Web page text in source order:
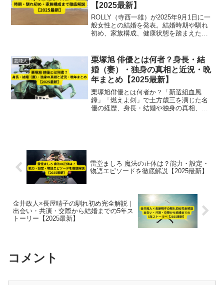
【2025最新】
ROLLY（寺西一雄）が2025年9月1日に一
般女性との結婚を発表。結婚時期や馴れ
初め、家族構成、健康状態を踏まえた最
芸能人
栗塚旭 俳優とは何者？身長・結
婚（妻）・独身の真相と近況・晩
年まとめ【2025最新】
栗塚旭俳優とは何者か？「新選組血風
録」「燃えよ剣」で土方歳三を演じた名
優の経歴、身長・結婚や独身の真相、晩
雷堂ましろ 魔法の正体は？能力・設定・
物語エピソードを徹底解説【2025最新】
金井政人×長屋晴子の馴れ初め完全解説｜
出会い・共演・交際から結婚までの5年ス
トーリー【2025最新】
コメント